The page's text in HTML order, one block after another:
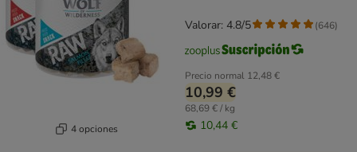
4 opciones
Precio normal 12,48 €
10,99 €
68,69 € / kg
10,44 €
Valorar: 4.8/5 (646)